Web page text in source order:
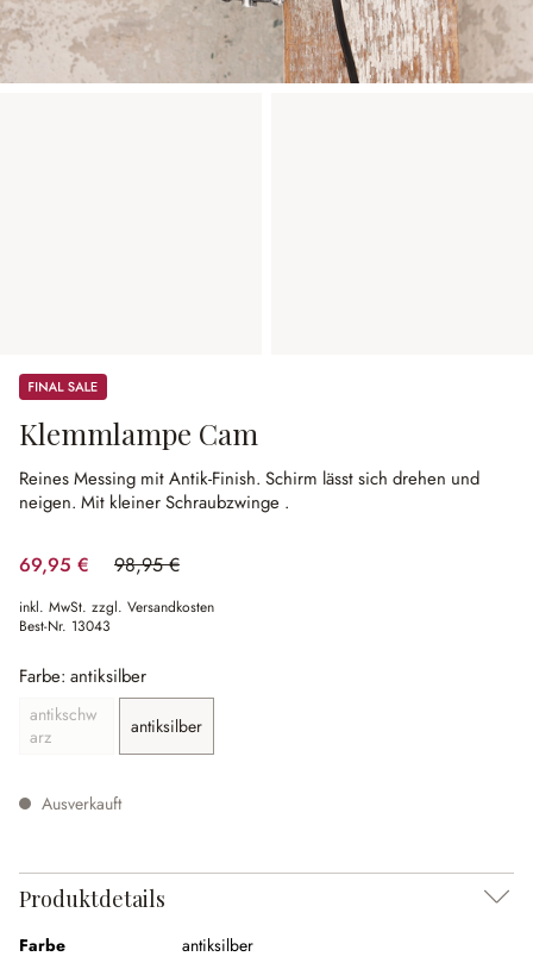
Sale
Klemmlampe Cam
Reines Messing mit Antik-Finish. Schirm lässt sich drehen und
neigen. Mit kleiner Schraubzwinge .
69,95 € 98,95 €
(29.31% gespart)
inkl. MwSt. zzgl. Versandkosten
Best-Nr. 13043
Farbe: antiksilber
antikschw
arz
(Diese Option ist zurzeit nicht verfügbar.)
antiksilber(Diese Option ist zurzeit nicht verfügbar.)
Ausverkauft
Produktdetails
Farbe
antiksilber